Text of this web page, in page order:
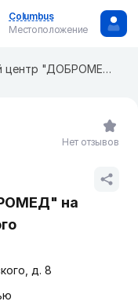
Columbus
Местоположение
Медицинский центр "ДОБРОМЕД" на бульваре Дмитрия Донского
на
д. 8
Нет отзывов